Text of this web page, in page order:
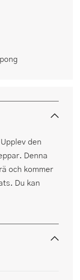
den
Denna
och kommer
Du kan